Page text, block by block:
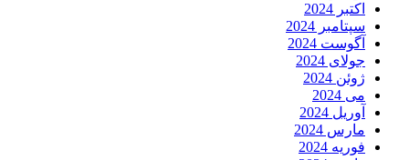
اکتبر 2024
سپتامبر 2024
آگوست 2024
جولای 2024
ژوئن 2024
می 2024
آوریل 2024
مارس 2024
فوریه 2024